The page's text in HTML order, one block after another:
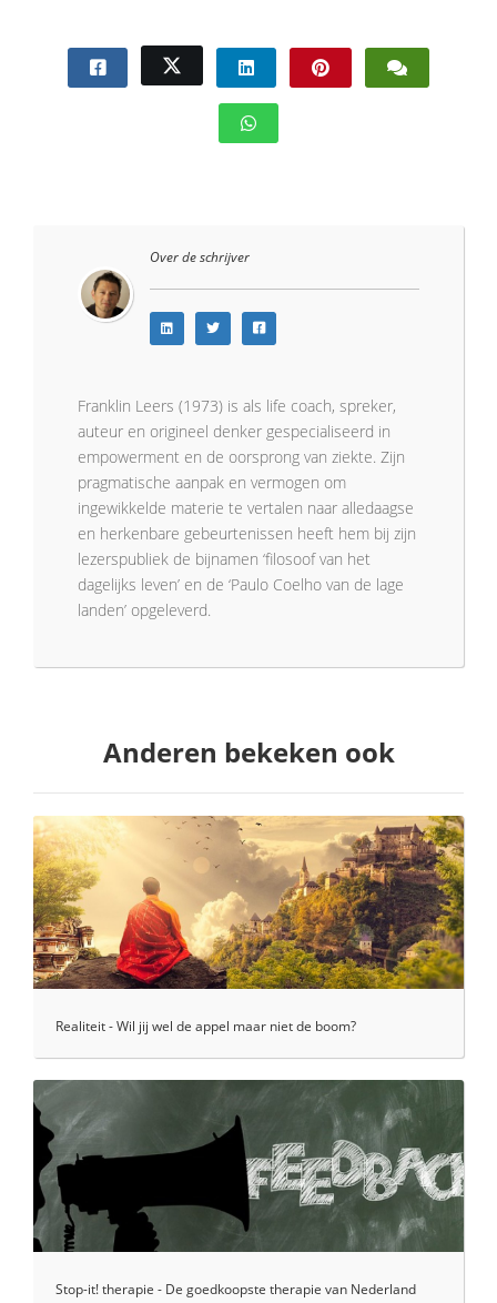
Over de schrijver
Franklin Leers (1973) is als life coach, spreker,
auteur en origineel denker gespecialiseerd in
empowerment en de oorsprong van ziekte. Zijn
pragmatische aanpak en vermogen om
ingewikkelde materie te vertalen naar alledaagse
en herkenbare gebeurtenissen heeft hem bij zijn
lezerspubliek de bijnamen ‘filosoof van het
dagelijks leven’ en de ‘Paulo Coelho van de lage
landen’ opgeleverd.
Anderen bekeken ook
Realiteit - Wil jij wel de appel maar niet de boom?
Stop-it! therapie - De goedkoopste therapie van Nederland